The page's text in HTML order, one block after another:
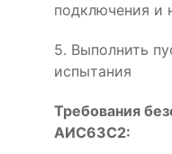
подключения и
5. Выполнить
испытания
Требования
АИС63C2: